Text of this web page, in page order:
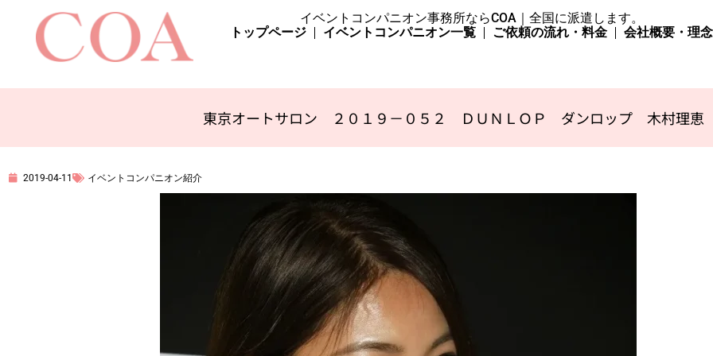
イベントコンパニオン事務所ならCOA｜全国に派遣します。
トップページ
イベントコンパニオン一覧 ご依頼の流れ・料金 会社概要・理念
東京オートサロン ２０１９－０５２ ＤＵＮＬＯＰ ダンロップ 木村理恵
2019-04-11 イベントコンパニオン紹介